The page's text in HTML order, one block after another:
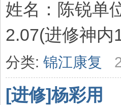
姓名：陈锐单
2.07(进修神内
分类: 锦江康复
[进修]杨彩用